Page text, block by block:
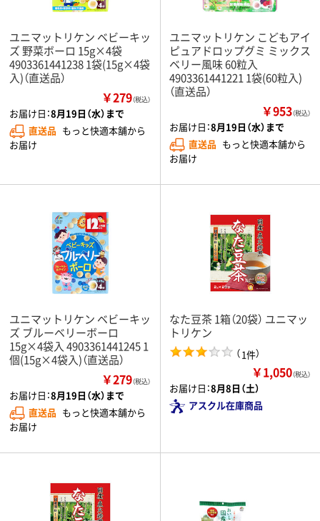
ユニマットリケン ベビーキッ
ズ 野菜ボーロ 15g×4袋
4903361441238 1袋(15g×4袋
入)（直送品）
￥279（税込）
お届け日：8月19日（水）まで
直送品 もっと快適本舗から
お届け
ユニマットリケン こどもアイ
ピュアドロップグミ ミックス
ベリー風味 60粒入
4903361441221 1袋(60粒入)
（直送品）
￥953（税込）
お届け日：8月19日（水）まで
直送品 もっと快適本舗から
お届け
ユニマットリケン ベビーキッ
ズ ブルーベリーボーロ
15g×4袋入 4903361441245 1
個(15g×4袋入)（直送品）
￥279（税込）
お届け日：8月19日（水）まで
直送品 もっと快適本舗から
お届け
なた豆茶 1箱（20袋） ユニマッ
トリケン
（1件）
￥1,050（税込）
お届け日：8月8日（土）
アスクル在庫商品